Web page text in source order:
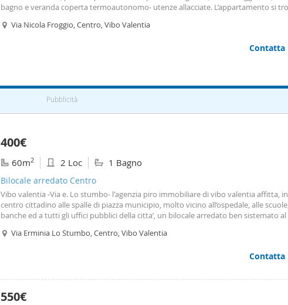
bagno e veranda coperta termoautonomo- utenze allacciate. L’appartamento si
commerciale vibo center, e a 500 metri da piazza municipio, ed al conservatorio. €.
Via Nicola Froggio, Centro, Vibo Valentia
Contatta
Pubblicità
400€
60m2 2 Loc 1 Bagno
Bilocale arredato Centro
Vibo valentia -Via e. Lo stumbo- l'agenzia piro immobiliare di vibo valentia affitta,
centro cittadino alle spalle di piazza municipio, molto vicino all’ospedale, alle
banche ed a tutti gli uffici pubblici della citta’, un bilocale arredato ben sistemato
cottura e bagno- termoautonomo. €. 400 compreso condominio –Ottimo anche
Via Erminia Lo Stumbo, Centro, Vibo Valentia
Contatta
550€